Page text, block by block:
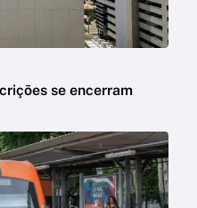
se encerram